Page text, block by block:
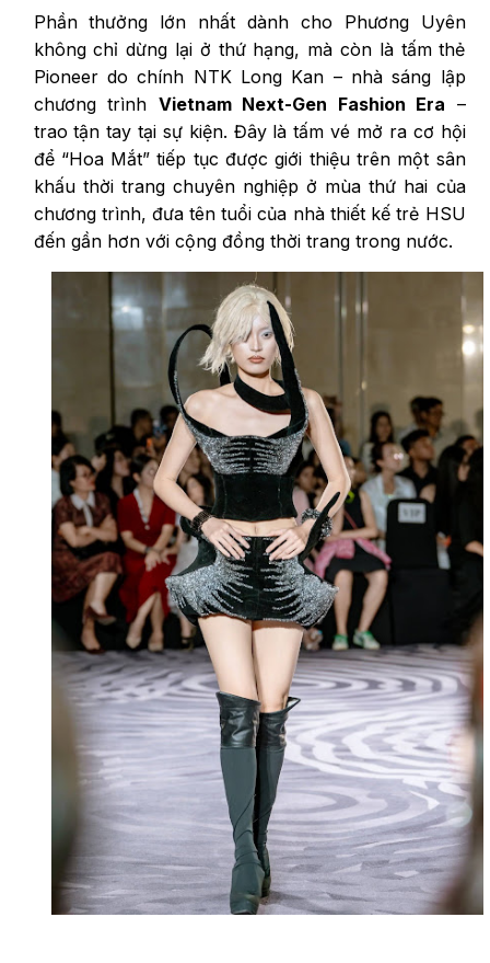
Phần thưởng lớn nhất dành cho Phương Uyên
không chỉ dừng lại ở thứ hạng, mà còn là tấm thẻ
Pioneer do chính NTK Long Kan – nhà sáng lập
chương trình Vietnam Next-Gen Fashion Era –
trao tận tay tại sự kiện. Đây là tấm vé mở ra cơ hội
để “Hoa Mắt” tiếp tục được giới thiệu trên một sân
khấu thời trang chuyên nghiệp ở mùa thứ hai của
chương trình, đưa tên tuổi của nhà thiết kế trẻ HSU
đến gần hơn với cộng đồng thời trang trong nước.